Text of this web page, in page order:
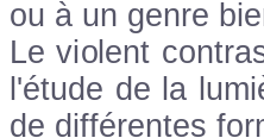
ou à un genre
Le violent
l'étude de la
de différentes